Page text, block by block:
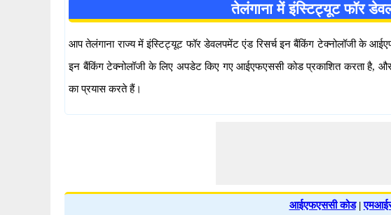
तेलंगाना में इंस्टिट्यूट फॉर
आप तेलंगाना राज्य में इंस्टिट्यूट फॉर डेवलपमेंट एंड रिसर्च इन बैंकिंग टेक्नोलॉजी के
इन बैंकिंग टेक्नोलॉजी के लिए अपडेट किए गए आईएफएससी कोड प्रकाशित करता है,
का प्रयास करते हैं।
आईएफएससी कोड|